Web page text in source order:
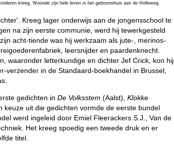
kreeg. Woonde zijn hele leven in het geboortehuis aan de Holleweg.
Kreeg lager onderwijs aan de jongensschool te
na zijn eerste communie, werd hij tewerkgesteld
acht-tiende was hij werkzaam als jute-, merinos-
leersnijder en paardenknecht.
waaronder letterkundige en dichter Jef Crick, kon hij
verzender in de Standaard-boekhandel in Brussel,
gedichten in De Volksstem (Aalst), Klokke
keuze uit die gedichten vormde de eerste bundel
werd ingeleid door Emiel Fleerackers S.J., Van de
Het kreeg spoedig een tweede druk en er
titel.